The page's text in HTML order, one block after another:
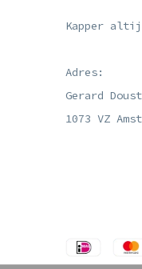
Kapper
Adres:
Gerard
1073 VZ